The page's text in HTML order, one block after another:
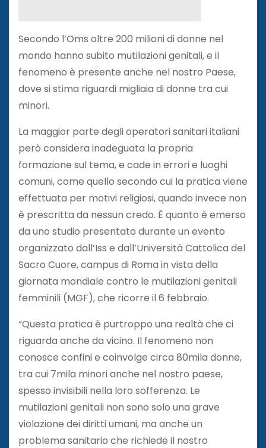
Secondo l’Oms oltre 200 milioni di donne nel
mondo hanno subito mutilazioni genitali, e il
fenomeno è presente anche nel nostro Paese,
dove si stima riguardi migliaia di donne tra cui
minori.
La maggior parte degli operatori sanitari italiani
però considera inadeguata la propria
formazione sul tema, e cade in errori e luoghi
comuni, come quello secondo cui la pratica viene
effettuata per motivi religiosi, quando invece non
è prescritta da nessun credo. È quanto è emerso
da uno studio presentato durante un evento
organizzato dall’Iss e dall’Università Cattolica del
Sacro Cuore, campus di Roma in vista della
giornata mondiale contro le mutilazioni genitali
femminili (MGF), che ricorre il 6 febbraio.
“Questa pratica è purtroppo una realtà che ci
riguarda anche da vicino. Il fenomeno non
conosce confini e coinvolge circa 80mila donne,
tra cui 7mila minori anche nel nostro paese,
spesso invisibili nella loro sofferenza. Le
mutilazioni genitali non sono solo una grave
violazione dei diritti umani, ma anche un
problema sanitario che richiede il nostro